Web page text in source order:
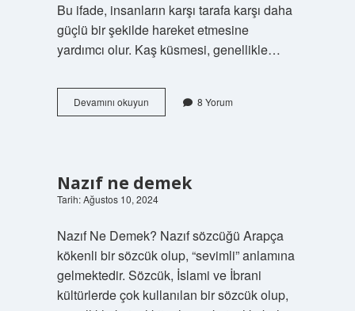
Bu ifade, insanların karşı tarafa karşı daha
güçlü bir şekilde hareket etmesine
yardımcı olur. Kaş küsmesi, genellikle…
Devamını okuyunKaş
küsmesi
8 Yorum
Nazıf ne demek
Tarih: Ağustos 10, 2024
Nazıf Ne Demek? Nazıf sözcüğü Arapça
kökenli bir sözcük olup, “sevimli” anlamına
gelmektedir. Sözcük, İslami ve İbrani
kültürlerde çok kullanılan bir sözcük olup,